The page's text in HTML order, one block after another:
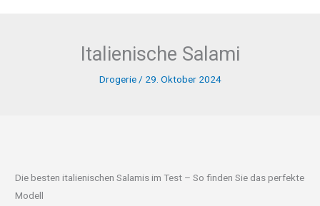
Italienische Salami
Drogerie/ 29. Oktober 2024
Die besten italienischen Salamis im Test – So finden Sie das perfekte
Modell